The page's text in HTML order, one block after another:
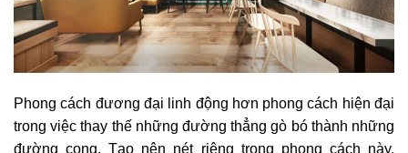
Phong cách đương đại linh động hơn phong cách hiện đại
trong việc thay thế những đường thẳng gò bó thành những
đường cong. Tạo nên nét riêng trong phong cách này.